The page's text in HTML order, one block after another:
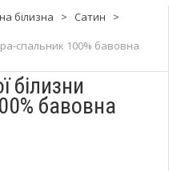
білизна > Сатин
>
спальник 100% бавовна
білизни
бавовна